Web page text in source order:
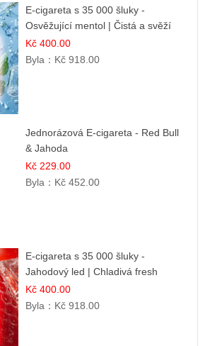
E-cigareta s 35 000 šluky -
Osvěžující mentol | Čistá a svěží
chuť
Kč 400.00
Byla： Kč 918.00
Jednorázová E-cigareta - Red Bull
& Jahoda
Kč 229.00
Byla： Kč 452.00
E-cigareta s 35 000 šluky -
Jahodový led | Chladivá fresh
příchuť
Kč 400.00
Byla： Kč 918.00